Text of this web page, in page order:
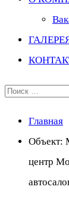
Поиск
Главная
Объект:
центр